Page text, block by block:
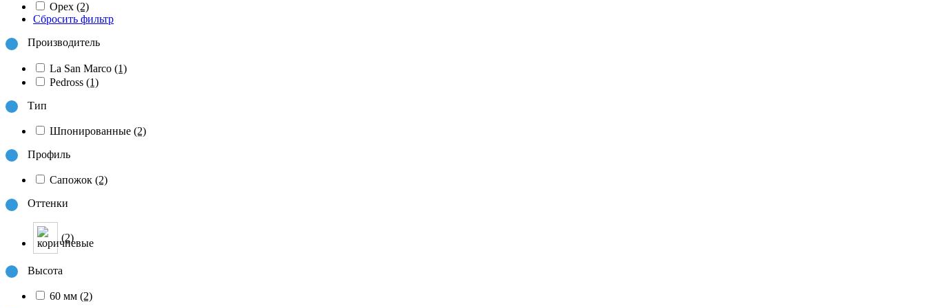
Орех (2)
Сбросить фильтр
Производитель
La San Marco (1)
Pedross (1)
Тип
Шпонированные (2)
Профиль
Сапожок (2)
Оттенки
(2)
Высота
60 мм (2)